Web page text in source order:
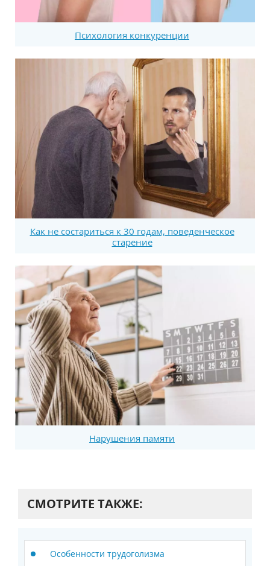
Психология конкуренции
Как не состариться к 30 годам, поведенческое
старение
Нарушения памяти
СМОТРИТЕ ТАКЖЕ:
Особенности трудоголизма